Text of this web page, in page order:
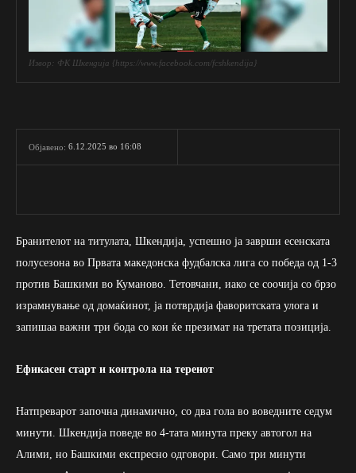
Извор: ФК Шкендија {https://www.facebook.com/fcshkendija}
Објавено: 6.12.2025 во 16:08
Бранителот на титулата, Шкендија, успешно ја заврши есенската
полусезона во Првата македонска фудбалска лига со победа од 1-3
против Башкими во Куманово. Тетовчани, иако се соочија со брзо
израмнување од домаќинот, ја потврдија фаворитската улога и
запишаа важни три бода со кои ќе презимат на третата позиција.
Ефикасен старт и контрола на теренот
Натпреварот започна динамично, со два гола во воведните седум
минути. Шкендија поведе во 4-тата минута преку автогол на
Алими, но Башкими експресно одговори. Само три минути